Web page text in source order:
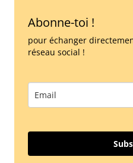
Abonne-toi !
pour échanger
réseau social !